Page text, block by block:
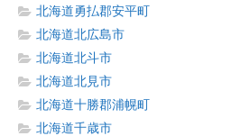
北海道勇払郡安平町
北海道北広島市
北海道北斗市
北海道北見市
北海道十勝郡浦幌町
北海道千歳市